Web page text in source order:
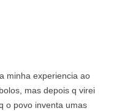
minha experiencia ao
mas depois q virei
o povo inventa umas